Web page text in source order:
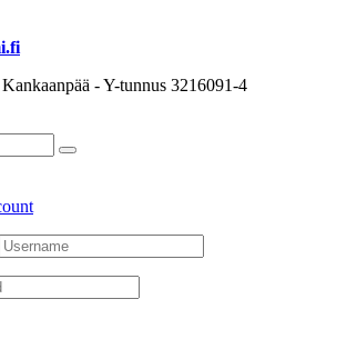
- Y-tunnus 3216091-4